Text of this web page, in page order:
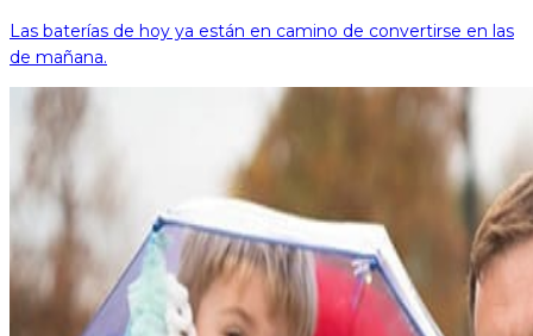
Las baterías de hoy ya están en camino de convertirse en las
de mañana.